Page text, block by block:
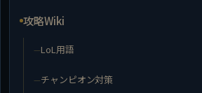
攻略Wiki
LoL用語
チャンピオン対策